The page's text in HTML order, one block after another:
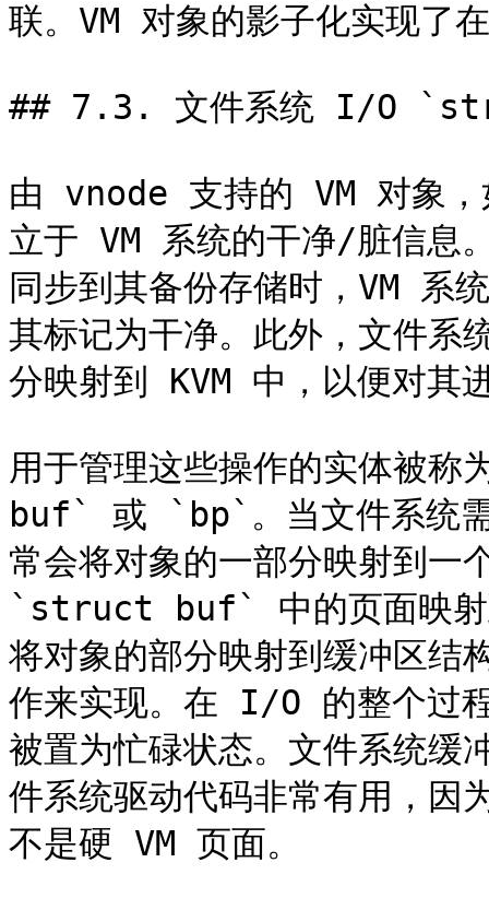
联。VM 对象的影子化实现了
## 7.3. 文件系统 I/O
由 vnode 支持的 VM 对象，
立于 VM 系统的干净/脏信息
同步到其备份存储时，VM 系
其标记为干净。此外，文件系
分映射到 KVM 中，以便对其
用于管理这些操作的实体被
buf` 或 `bp`。当文件系统需
常会将对象的一部分映射
`struct buf` 中的页面映射
将对象的部分映射到缓冲区
作来实现。在 I/O 的整个过
被置为忙碌状态。文件系统缓
件系统驱动代码非常有用，因
不是硬 VM 页面。